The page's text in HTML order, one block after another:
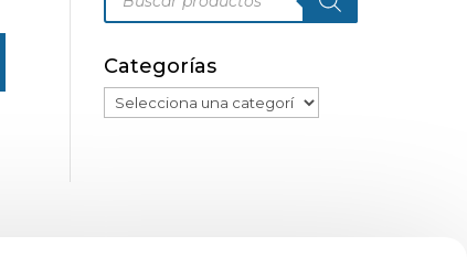
productos
Categorías